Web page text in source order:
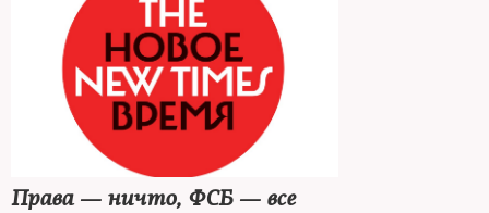
Права — ничто, ФСБ — все